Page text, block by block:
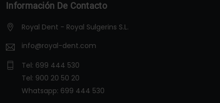
Información De Contacto
Royal Dent - Royal Sulgerins S.L.
info@royal-dent.com
Tel: 699 444 530
Tel: 900 20 50 20
Whatsapp: 699 444 530